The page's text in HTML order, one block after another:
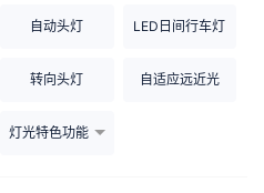
自动头灯 LED日间行车灯
转向头灯 自适应远近光
灯光特色功能